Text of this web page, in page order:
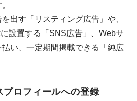
出す「リスティング広告」や、
設置する「SNS広告」、Webサ
い、一定期間掲載できる「純広
ロフィールへの登録